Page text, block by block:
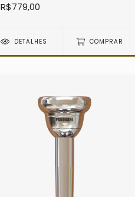
R$779,00
DETALHES COMPRAR